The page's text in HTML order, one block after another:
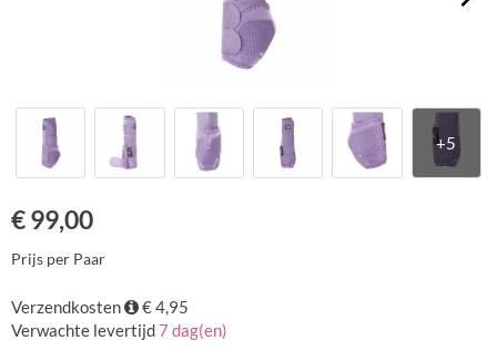
€99,00
Prijs per Paar
Verzendkosten
€ 4,95
Verwachte levertijd7 dag(en)